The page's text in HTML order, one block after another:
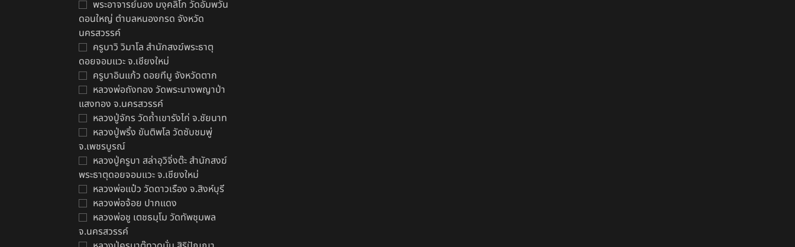
พระอาจารย์นอง มงฺคลิโก วัดอัมพวัน
ดอนใหญ่ ตำบลหนองกรด จังหวัด
นครสวรรค์
ครูบาวิ วิมาโล สำนักสงฆ์พระธาตุ
ดอยจอมแวะ จ.เชียงใหม่
ครูบาอินแก้ว ดอยทีมู จังหวัดตาก
หลวงพ่อถังทอง วัดพระนางพญาป่า
แสงทอง จ.นครสวรรค์
หลวงปู่จักร วัดถ้ำเขารังไก่ จ.ชัยนาท
หลวงปู่พริ้ง ขันติพโล วัดซับชมพู่
จ.เพชรบูรณ์
หลวงปู่ครูบา สล่าอุวิจิ่งต๊ะ สำนักสงฆ์
พระธาตุดอยจอมแวะ จ.เชียงใหม่
หลวงพ่อแป๋ว วัดดาวเรือง จ.สิงห์บุรี
หลวงพ่อจ้อย ปากแดง
หลวงพ่อชู เตชธมฺโม วัดทัพชุมพล
จ.นครสวรรค์